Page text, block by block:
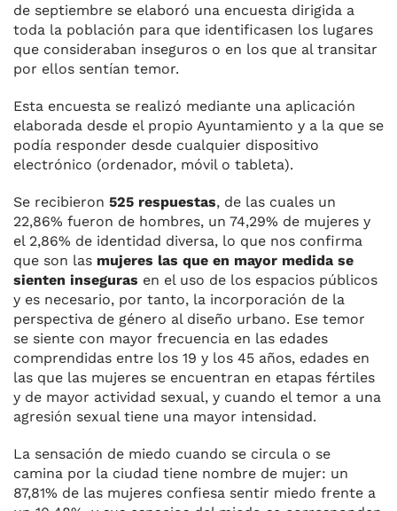
de septiembre se elaboró una encuesta dirigida a
toda la población para que identificasen los lugares
que consideraban inseguros o en los que al transitar
por ellos sentían temor.
Esta encuesta se realizó mediante una aplicación
elaborada desde el propio Ayuntamiento y a la que se
podía responder desde cualquier dispositivo
electrónico (ordenador, móvil o tableta).
Se recibieron 525 respuestas, de las cuales un
22,86% fueron de hombres, un 74,29% de mujeres y
el 2,86% de identidad diversa, lo que nos confirma
que son las mujeres las que en mayor medida se
sienten inseguras en el uso de los espacios públicos
y es necesario, por tanto, la incorporación de la
perspectiva de género al diseño urbano. Ese temor
se siente con mayor frecuencia en las edades
comprendidas entre los 19 y los 45 años, edades en
las que las mujeres se encuentran en etapas fértiles
y de mayor actividad sexual, y cuando el temor a una
agresión sexual tiene una mayor intensidad.
La sensación de miedo cuando se circula o se
camina por la ciudad tiene nombre de mujer: un
87,81% de las mujeres confiesa sentir miedo frente a